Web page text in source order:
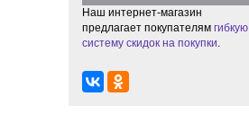
Наш интернет-магазин
предлагает покупателям гибкую
систему скидок на покупки